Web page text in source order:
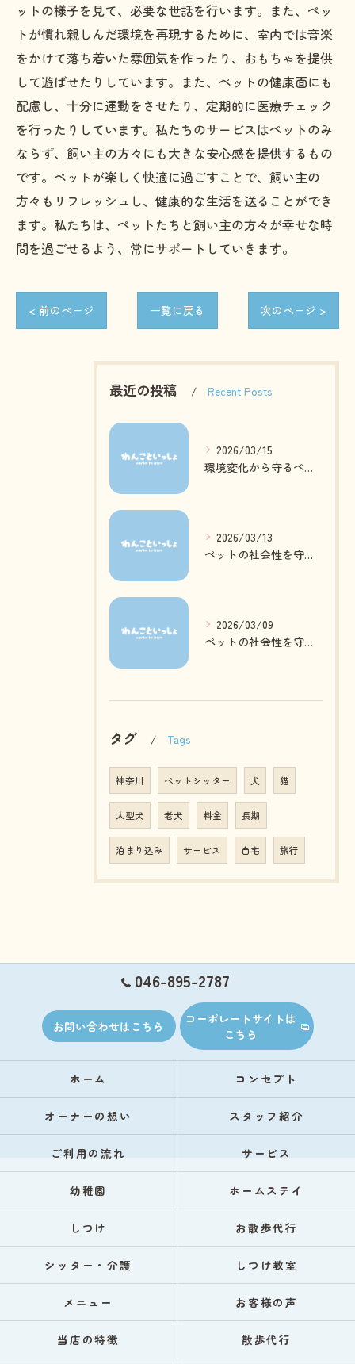
ットの様子を見て、必要な世話を行います。また、ペッ
トが慣れ親しんだ環境を再現するために、室内では音楽
をかけて落ち着いた雰囲気を作ったり、おもちゃを提供
して遊ばせたりしています。また、ペットの健康面にも
配慮し、十分に運動をさせたり、定期的に医療チェック
を行ったりしています。私たちのサービスはペットのみ
ならず、飼い主の方々にも大きな安心感を提供するもの
です。ペットが楽しく快適に過ごすことで、飼い主の
方々もリフレッシュし、健康的な生活を送ることができ
ます。私たちは、ペットたちと飼い主の方々が幸せな時
間を過ごせるよう、常にサポートしていきます。
< 前のページ 一覧に戻る 次のページ >
最近の投稿 Recent Posts
2026/03/15
環境変化から守るペットの心身ケア方法
2026/03/13
ペットの社会性を守る日常ケアとは
2026/03/09
ペットの社会性を守る質の高いお預かりとは
タグ Tags
神奈川 ペットシッター 犬 猫
大型犬 老犬 料金 長期
泊まり込み サービス 自宅 旅行
046-895-2787
お問い合わせはこちら
コーポレートサイトは
こちら
ホーム コンセプト
オーナーの想い スタッフ紹介
ご利用の流れ サービス
幼稚園 ホームステイ
しつけ お散歩代行
シッター・介護 しつけ教室
メニュー お客様の声
当店の特徴 散歩代行